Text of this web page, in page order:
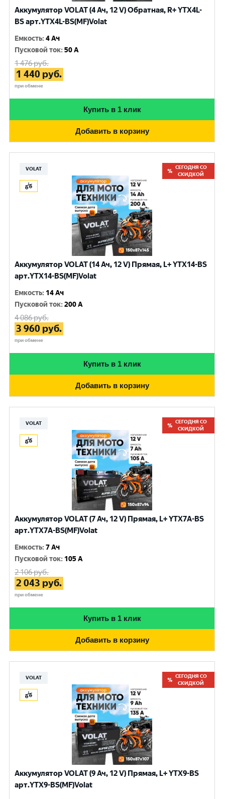
Аккумулятор VOLAT (4 Ач, 12 V) Обратная, R+ YTX4L-
BS арт.YTX4L-BS(MF)Volat
Емкость:4 Ач
Пусковой ток:50 A
1 476руб.
1 440 руб.
при обмене
Купить в 1 клик
Добавить в корзину
VOLAT
СЕГОДНЯ СО
СКИДКОЙ
Аккумулятор VOLAT (14 Ач, 12 V) Прямая, L+ YTX14-BS
арт.YTX14-BS(MF)Volat
Емкость: 14 Ач
Пусковой ток:200 A
4 086руб.
3 960 руб.
при обмене
Купить в 1 клик
Добавить в корзину
VOLAT
СЕГОДНЯ СО
СКИДКОЙ
Аккумулятор VOLAT (7 Ач, 12 V) Прямая, L+ YTX7A-BS
арт.YTX7A-BS(MF)Volat
Емкость:7 Ач
Пусковой ток: 105 A
2 106руб.
2 043 руб.
при обмене
Купить в 1 клик
Добавить в корзину
VOLAT
СЕГОДНЯ СО
СКИДКОЙ
Аккумулятор VOLAT (9 Ач, 12 V) Прямая, L+ YTX9-BS
арт.YTX9-BS(MF)Volat